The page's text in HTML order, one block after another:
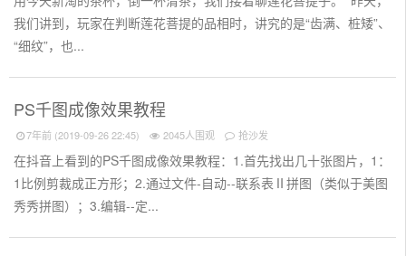
我们讲到，玩家在判断莲花菩提的品相时，讲究的是“齿满、桩矮”、
“细纹”，也...
PS千图成像效果教程
7年前 (2019-09-26 22:45) 2045人围观 抢沙发
在抖音上看到的PS千图成像效果教程：1.首先找出几十张图片，1：
1比例剪裁成正方形；2.通过文件-自动--联系表Ⅱ拼图（类似于美图
秀秀拼图）；3.编辑--定...